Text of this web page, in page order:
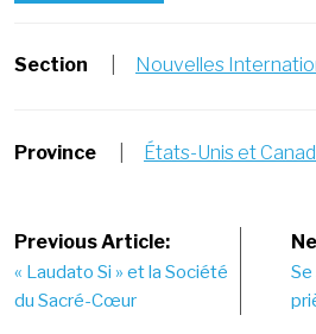
Section Nouvelles
Province États-Unis et
Post
navigation
Previous Article:
« Laudato Si » et la Société
du Sacré-Cœur